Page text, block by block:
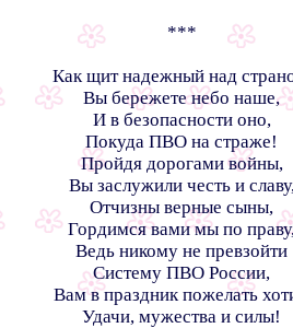
***
Как щит надежный над
Вы бережете небо наше,
И в безопасности оно,
Покуда ПВО на страже!
Пройдя дорогами войны,
Вы заслужили честь и
Отчизны верные сыны,
Гордимся вами мы по
Ведь никому не превзойти
Систему ПВО России,
Вам в праздник пожелать
Удачи, мужества и силы!